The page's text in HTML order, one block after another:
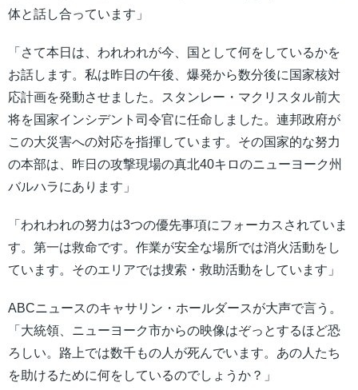
体と話し合っています」
「さて本日は、われわれが今、国として何をしているかを
お話します。私は昨日の午後、爆発から数分後に国家核対
応計画を発動させました。スタンレー・マクリスタル前大
将を国家インシデント司令官に任命しました。連邦政府が
この大災害への対応を指揮しています。その国家的な努力
の本部は、昨日の攻撃現場の真北40キロのニューヨーク州
バルハラにあります」
「われわれの努力は3つの優先事項にフォーカスされていま
す。第一は救命です。作業が安全な場所では消火活動をし
ています。そのエリアでは捜索・救助活動をしています」
ABCニュースのキャサリン・ホールダースが大声で言う。
「大統領、ニューヨーク市からの映像はぞっとするほど恐
ろしい。路上では数千もの人が死んでいます。あの人たち
を助けるために何をしているのでしょうか？」